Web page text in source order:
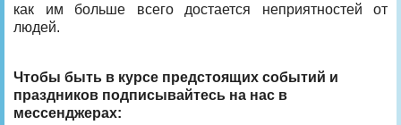
как им больше всего достается неприятностей от
людей.
Чтобы быть в курсе предстоящих событий и
праздников подписывайтесь на нас в
мессенджерах: